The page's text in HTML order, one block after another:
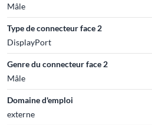
Mâle
Type de connecteur face 2
DisplayPort
Genre du connecteur face 2
Mâle
Domaine d'emploi
externe